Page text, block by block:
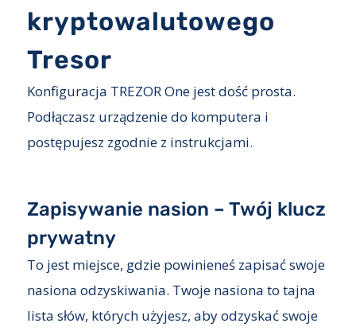
kryptowalutowego
Tresor
Konfiguracja TREZOR One jest dość prosta.
Podłączasz urządzenie do komputera i
postępujesz zgodnie z instrukcjami.
Zapisywanie nasion – Twój klucz
prywatny
To jest miejsce, gdzie powinieneś zapisać swoje
nasiona odzyskiwania. Twoje nasiona to tajna
lista słów, których użyjesz, aby odzyskać swoje